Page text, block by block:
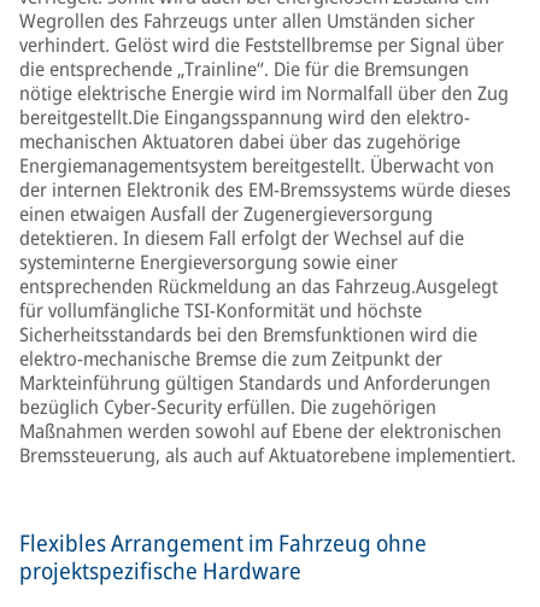
Wegrollen des Fahrzeugs unter allen Umständen sicher
verhindert. Gelöst wird die Feststellbremse per Signal über
die entsprechende „Trainline“. Die für die Bremsungen
nötige elektrische Energie wird im Normalfall über den Zug
bereitgestellt.Die Eingangsspannung wird den elektro-
mechanischen Aktuatoren dabei über das zugehörige
Energiemanagementsystem bereitgestellt. Überwacht von
der internen Elektronik des EM-Bremssystems würde dieses
einen etwaigen Ausfall der Zugenergieversorgung
detektieren. In diesem Fall erfolgt der Wechsel auf die
systeminterne Energieversorgung sowie einer
entsprechenden Rückmeldung an das Fahrzeug.Ausgelegt
für vollumfängliche TSI-Konformität und höchste
Sicherheitsstandards bei den Bremsfunktionen wird die
elektro-mechanische Bremse die zum Zeitpunkt der
Markteinführung gültigen Standards und Anforderungen
bezüglich Cyber-Security erfüllen. Die zugehörigen
Maßnahmen werden sowohl auf Ebene der elektronischen
Bremssteuerung, als auch auf Aktuatorebene implementiert.
Flexibles Arrangement im Fahrzeug ohne
projektspezifische Hardware